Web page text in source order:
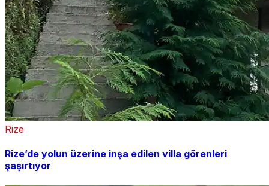
Rize
Rize’de yolun üzerine inşa edilen villa görenleri
şaşırtıyor